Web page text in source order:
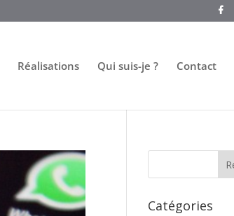
Réalisations Qui suis-je ? Contact
Catégories